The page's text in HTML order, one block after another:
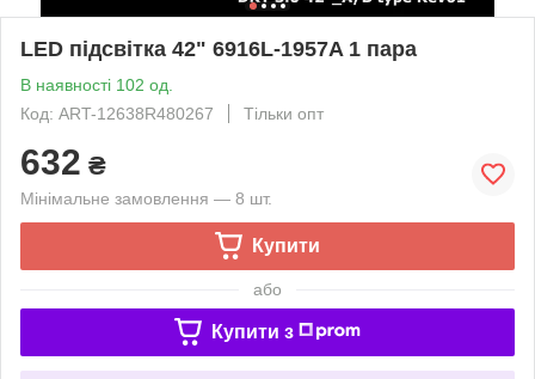
LED підсвітка 42" 6916L-1957A 1 пара
В наявності 102 од.
Код: ART-12638R480267
Тільки опт
632 ₴
Мінімальне замовлення — 8 шт.
Купити
або
Купити з